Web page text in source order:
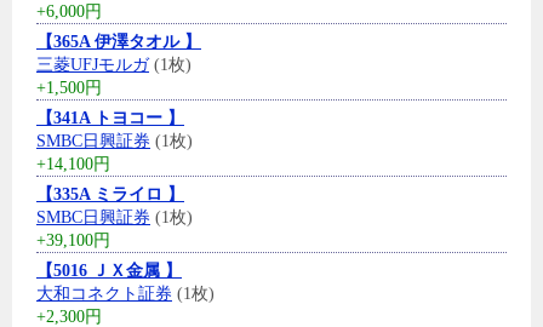
+6,000円
【365A 伊澤タオル 】
三菱UFJモルガ(1枚)
+1,500円
【341A トヨコー 】
SMBC日興証券 (1枚)
+14,100円
【335A ミライロ 】
SMBC日興証券 (1枚)
+39,100円
【5016 ＪＸ金属 】
大和コネクト証券 (1枚)
+2,300円